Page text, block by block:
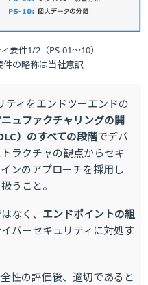
件1/2（PS-01〜10）
の略称は当社意訳
ティをエンドツーエンドの
ュファクチャリングの開
）のすべての段階でデバ
ラクチャの観点からセキ
ンのアプローチを採用し
うこと。
なく、 エンドポイントの組
バーセキュリティに対処す
性の評価後、適切であると